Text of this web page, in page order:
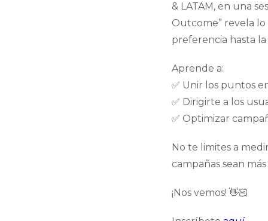
& LATAM, en una
Outcome” revela
preferencia hasta
Aprende a:
✅ Unir los puntos
✅ Dirigirte a los
✅ Optimizar
No te limites a
campañas sean
¡Nos vemos! 👋🏻